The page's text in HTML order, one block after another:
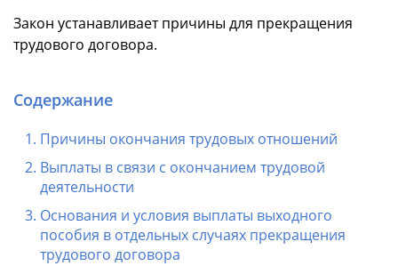
Закон устанавливает причины для прекращения
трудового договора.
Содержание
Причины окончания трудовых отношений
Выплаты в связи с окончанием трудовой
деятельности
Основания и условия выплаты выходного
пособия в отдельных случаях прекращения
трудового договора